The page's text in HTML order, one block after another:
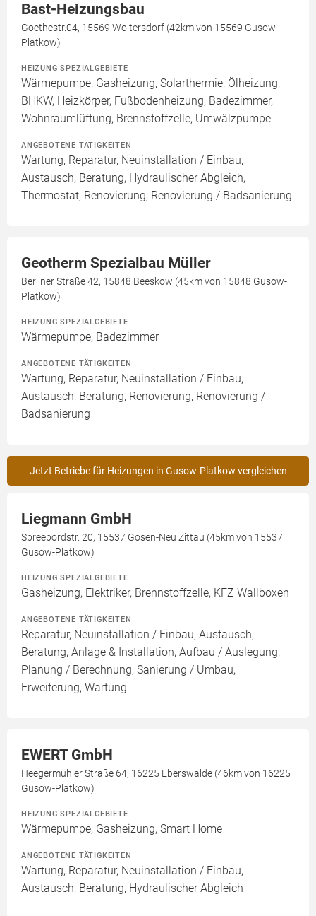
Bast-Heizungsbau
Goethestr.04, 15569 Woltersdorf (42km von 15569 Gusow-
Platkow)
HEIZUNG SPEZIALGEBIETE
Wärmepumpe, Gasheizung, Solarthermie, Ölheizung,
BHKW, Heizkörper, Fußbodenheizung, Badezimmer,
Wohnraumlüftung, Brennstoffzelle, Umwälzpumpe
ANGEBOTENE TÄTIGKEITEN
Wartung, Reparatur, Neuinstallation / Einbau,
Austausch, Beratung, Hydraulischer Abgleich,
Thermostat, Renovierung, Renovierung / Badsanierung
Geotherm Spezialbau Müller
Berliner Straße 42, 15848 Beeskow (45km von 15848 Gusow-
Platkow)
HEIZUNG SPEZIALGEBIETE
Wärmepumpe, Badezimmer
ANGEBOTENE TÄTIGKEITEN
Wartung, Reparatur, Neuinstallation / Einbau,
Austausch, Beratung, Renovierung, Renovierung /
Badsanierung
Jetzt Betriebe für Heizungen in Gusow-Platkow vergleichen
Liegmann GmbH
Spreebordstr. 20, 15537 Gosen-Neu Zittau (45km von 15537
Gusow-Platkow)
HEIZUNG SPEZIALGEBIETE
Gasheizung, Elektriker, Brennstoffzelle, KFZ Wallboxen
ANGEBOTENE TÄTIGKEITEN
Reparatur, Neuinstallation / Einbau, Austausch,
Beratung, Anlage & Installation, Aufbau / Auslegung,
Planung / Berechnung, Sanierung / Umbau,
Erweiterung, Wartung
EWERT GmbH
Heegermühler Straße 64, 16225 Eberswalde (46km von 16225
Gusow-Platkow)
HEIZUNG SPEZIALGEBIETE
Wärmepumpe, Gasheizung, Smart Home
ANGEBOTENE TÄTIGKEITEN
Wartung, Reparatur, Neuinstallation / Einbau,
Austausch, Beratung, Hydraulischer Abgleich